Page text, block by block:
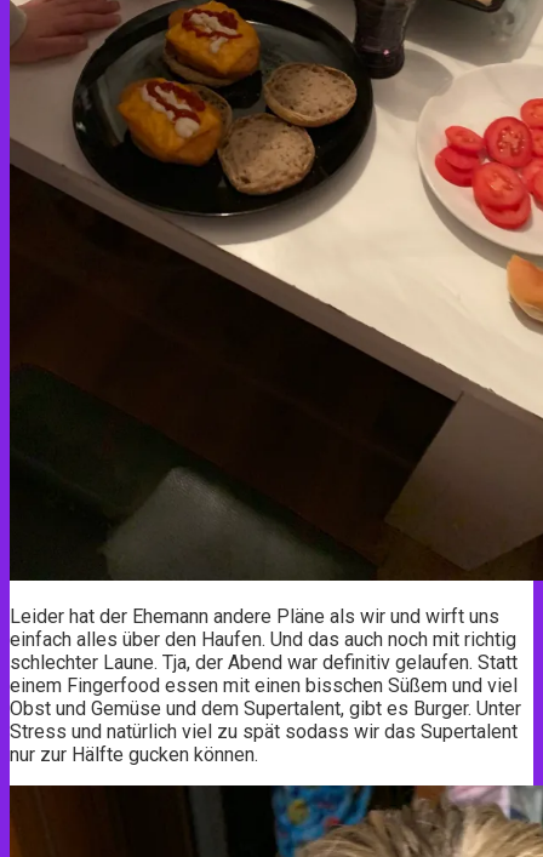
Leider hat der Ehemann andere Pläne als wir und wirft uns
einfach alles über den Haufen. Und das auch noch mit richtig
schlechter Laune. Tja, der Abend war definitiv gelaufen. Statt
einem Fingerfood essen mit einen bisschen Süßem und viel
Obst und Gemüse und dem Supertalent, gibt es Burger. Unter
Stress und natürlich viel zu spät sodass wir das Supertalent
nur zur Hälfte gucken können.